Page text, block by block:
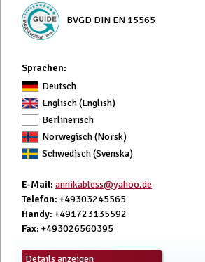
BVGD DIN EN 15565
Sprachen:
Deutsch
Englisch (English)
Berlinerisch
Norwegisch (Norsk)
Schwedisch (Svenska)
E-Mail: annikabless@yahoo.de
Telefon: +49303245565
Handy: +491723135592
Fax: +493026560395
Details anzeigen